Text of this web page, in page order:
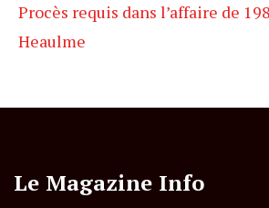
Procès requis dans l’affaire de
Heaulme
Le Magazine Info